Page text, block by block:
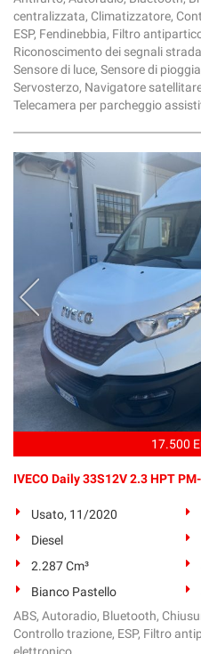
centralizzata, Climatizzatore,
ESP, Fendinebbia, Filtro
Riconoscimento dei segnali
Sensore di luce, Sensore di
Servosterzo, Navigatore
Telecamera per parcheggio
17.500
IVECO Daily 33S12V 2.3 HPT
Usato, 11/2020
Diesel
2.287 Cm³
Bianco Pastello
ABS, Autoradio, Bluetooth,
Controllo trazione, ESP, Filtro